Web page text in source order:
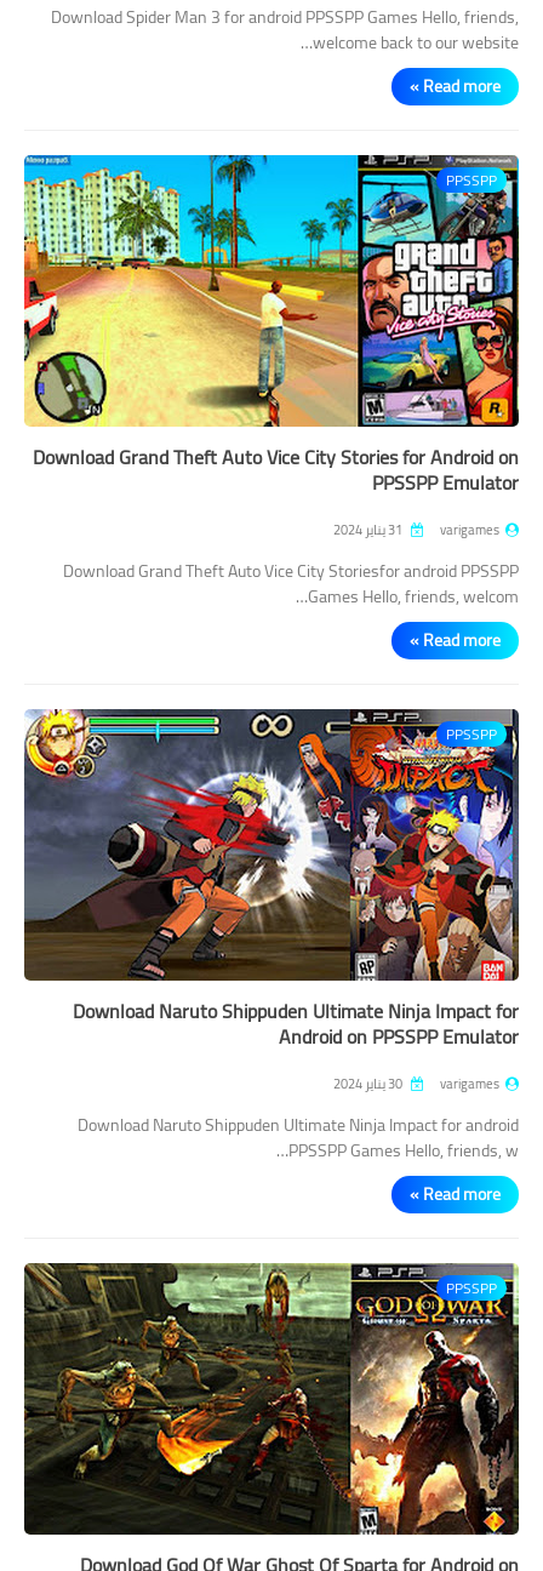
Download Spider Man 3 for android PPSSPP Games Hello, friends,
welcome back to our website…
Read more »
PPSSPP
Download Grand Theft Auto Vice City Stories for Android on
PPSSPP Emulator
varigames
Download Grand Theft Auto Vice City Storiesfor android PPSSPP
Games Hello, friends, welcom…
Read more »
PPSSPP
Download Naruto Shippuden Ultimate Ninja Impact for
Android on PPSSPP Emulator
varigames
Download Naruto Shippuden Ultimate Ninja Impact for android
PPSSPP Games Hello, friends, w…
Read more »
PPSSPP